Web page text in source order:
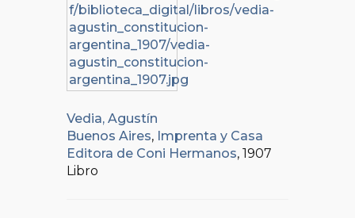
Vedia, Agustín
Buenos Aires, Imprenta y Casa
Editora de Coni Hermanos, 1907
Libro